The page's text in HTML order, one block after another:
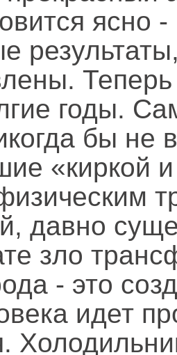
ясно
годы.
бы не
«киркой
давно
зло
- это
идет